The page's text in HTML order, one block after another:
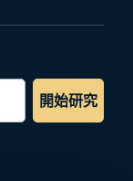
開始研究